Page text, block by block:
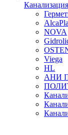
Канализация
NOVA
Viega
HL
АНИ